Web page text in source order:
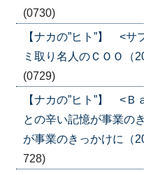
(0730)
【ナカの”ヒト”】 <
ミ取り名人のＣＯＯ（
(0729)
【ナカの”ヒト”】 <
との辛い記憶が事業の
が事業のきっかけに（
728)